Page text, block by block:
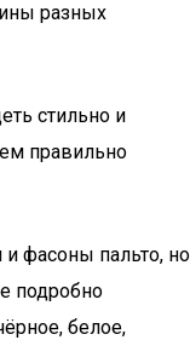
разных
стильно и
правильно
фасоны пальто, но
подробно
белое,